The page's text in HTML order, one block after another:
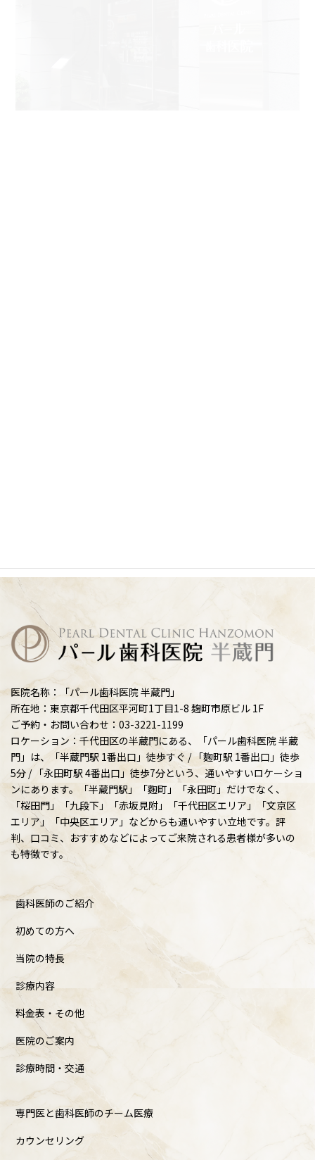
医院名称：「パール歯科医院 半蔵門」
所在地：東京都千代田区平河町1丁目1-8 麹町市原ビル 1F
ご予約・お問い合わせ：03-3221-1199
ロケーション：千代田区の半蔵門にある、「パール歯科医院 半蔵
門」は、「半蔵門駅 1番出口」徒歩すぐ / 「麴町駅 1番出口」徒歩
5分 / 「永田町駅 4番出口」徒歩7分という、通いやすいロケーショ
ンにあります。「半蔵門駅」「麴町」「永田町」だけでなく、
「桜田門」「九段下」「赤坂見附」「千代田区エリア」「文京区
エリア」「中央区エリア」などからも通いやすい立地です。評
判、口コミ、おすすめなどによってご来院される患者様が多いの
も特徴です。
歯科医師のご紹介
初めての方へ
当院の特長
診療内容
料金表・その他
医院のご案内
診療時間・交通
専門医と歯科医師のチーム医療
カウンセリング